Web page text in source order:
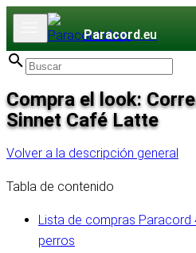
Paracord.eu
Compra el look:
Sinnet Café Latte
Volver a la descripción general
Tabla de contenido
Lista de compras Paracord
perros